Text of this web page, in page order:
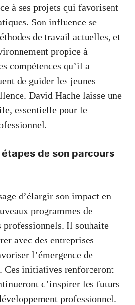
à ses projets qui favorisent
Son influence se
de travail actuelles, et
propice à
compétences qu’il a
de guider les jeunes
David Hache laisse une
essentielle pour le
de son parcours
d’élargir son impact en
programmes de
Il souhaite
avec des entreprises
l’émergence de
Ces initiatives renforceront
d’inspirer les futurs
professionnel.